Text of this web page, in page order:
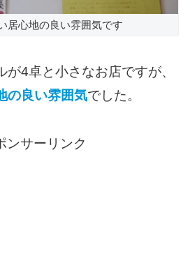
居心地の良い雰囲気です
が4卓と小さなお店ですが、
の良い雰囲気でした。
ンサーリンク